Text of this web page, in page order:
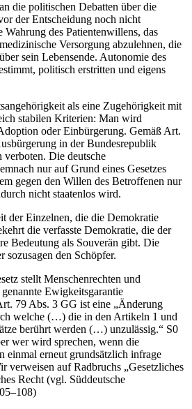
die politischen Debatten über die
der Entscheidung noch nicht
des Patientenwillens, das
Versorgung abzulehnen, die
sein Lebensende. Autonomie des
politisch erstritten und eigens
als eine Zugehörigkeit mit
stabilen Kriterien: Man wird
oder Einbürgerung. Gemäß Art.
in der Bundesrepublik
verboten. Die deutsche
nur auf Grund eines Gesetzes
gegen den Willen des Betroffenen nur
nicht staatenlos wird.
der Einzelnen, die die Demokratie
die verfasste Demokratie, die der
Bedeutung als Souverän gibt. Die
sozusagen den Schöpfer.
stellt Menschenrechten und
Ewigkeitsgarantie
79 Abs. 3 GG ist eine „Änderung
welche (…) die in den Artikeln 1 und
berührt werden (…) unzulässig.“ S0
wer wird sprechen, wenn die
einmal erneut grundsätzlich infrage
verweisen auf Radbruchs „Gesetzliches
Recht (vgl. Süddeutsche